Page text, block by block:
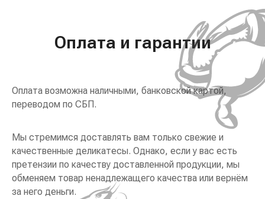
Оплата и гарантии
Оплата возможна наличными, банковской картой,
переводом по СБП.
Мы стремимся доставлять вам только свежие и
качественные деликатесы. Однако, если у вас есть
претензии по качеству доставленной продукции, мы
обменяем товар ненадлежащего качества или вернём
за него деньги.